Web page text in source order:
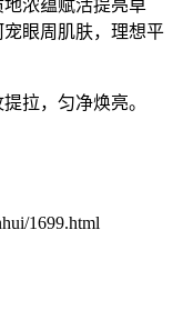
浓蕴赋活提亮卓
眼周肌肤，理想平
拉，匀净焕亮。
1699.html